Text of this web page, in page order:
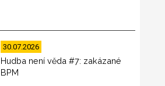
30.07.2026
Hudba není věda #7: zakázané
BPM